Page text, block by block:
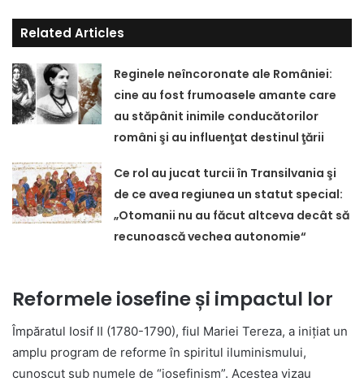
Related Articles
Reginele neîncoronate ale României:
cine au fost frumoasele amante care
au stăpânit inimile conducătorilor
români şi au influenţat destinul ţării
Ce rol au jucat turcii în Transilvania şi
de ce avea regiunea un statut special:
„Otomanii nu au făcut altceva decât să
recunoască vechea autonomie“
Reformele iosefine și impactul lor
Împăratul Iosif II (1780-1790), fiul Mariei Tereza, a inițiat un
amplu program de reforme în spiritul iluminismului,
cunoscut sub numele de “iosefinism”. Acestea vizau